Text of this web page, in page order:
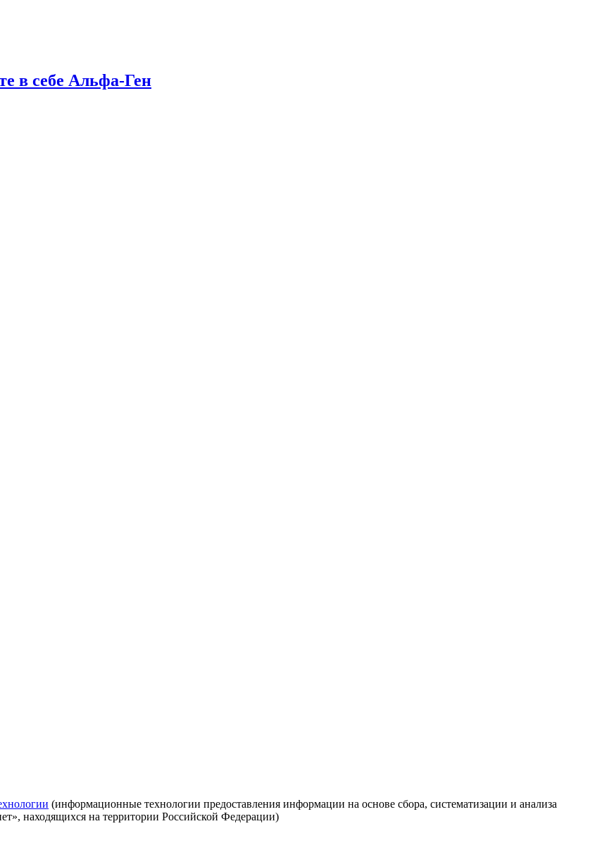
в себе Альфа-Ген
(информационные технологии предоставления информации на основе сбора, систематизации и анализа
находящихся на территории Российской Федерации)